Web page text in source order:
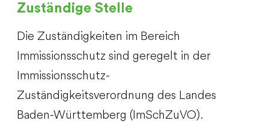
Zuständige Stelle
Die Zuständigkeiten im Bereich
Immissionsschutz sind geregelt in der
Immissionsschutz-
Zuständigkeitsverordnung des Landes
Baden-Württemberg (ImSchZuVO).